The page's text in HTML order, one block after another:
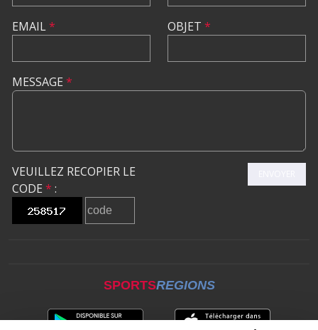
EMAIL* OBJET *
MESSAGE *
VEUILLEZ RECOPIER LE
CODE * :
SPORTSREGIONS